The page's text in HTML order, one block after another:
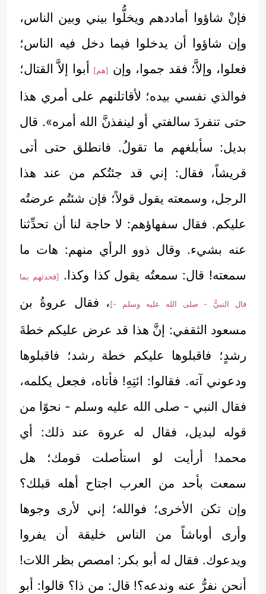
فإنْ شاؤوا أماددهم ويخلُّوا بيني وبين الناس،
وإن شاؤوا أن يدخلوا فيما دخل فيه الناس؛
فعلوا، وإلاَّ؛ فقد جموا، وإن
[هم] أبوا إلاَّ القتال؛
فوالذي نفسي بيده؛ لأقاتلنهم على أمري هذا
حتى تنفردَ سالفتي أو لينفذنَّ الله أمره». قال
بديل: سأبلغهم ما تقولُ. فانطلق حتى أتى
قريشاً، فقال: إني قد جئتُكم من عند هذا
الرجل، وسمعته يقول قولاً؛ فإن شئتُم عرضتُه
عليكم. فقال سفهاؤهم: لا حاجة لنا أن تحدِّثنا
عنه بشيء. وقال ذوو الرأي منهم: هات ما
سمعته! قال: سمعتُه يقول كذا وكذا.
[فحدثهم بما
قال النبيُّ - صلى الله عليه وسلم -]، فقال عروةُ بن
مسعود الثقفي: إنَّ هذا قد عرض عليكم خطةَ
رشدٍ؛ فاقبلوها عليكم خطة رشد؛ فاقبلوها
ودعوني آته. فقالوا: ائتِهِ! فأتاه، فجعل يكلمه،
فقال النبي - صلى الله عليه وسلم - نحوًا من
قوله لبديل، فقال له عروة عند ذلك: أي
محمد! أرأيت لو استأصلت قومك؛ هل
سمعت بأحد من العرب اجتاح أهله قبلك؟
وإن تكن الأخرى؛ فوالله؛ إني لأرى وجوها
وأرى أوباشاً من الناس خليقة أن يفروا
ويدعوك. فقال له أبو بكر: امصص بظر اللات!
أنحن نفرُّ عنه وندعه؟! قال: من ذا؟ قالوا: أبو